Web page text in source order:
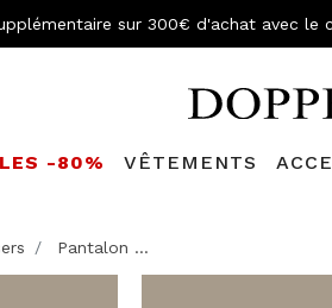
sur 300€ d'achat avec le
-80% VÊTEMENTS
le
Pantalon ...